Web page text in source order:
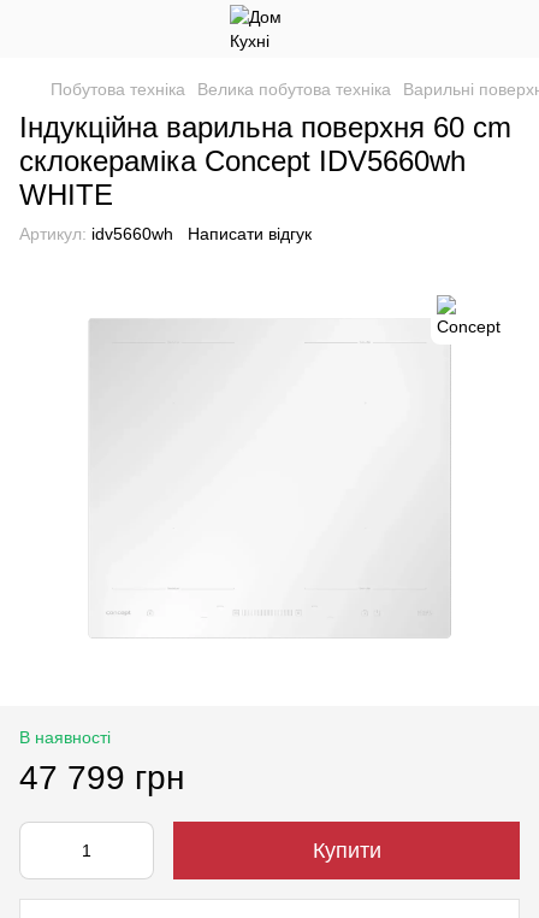
Побутова техніка Велика побутова техніка Варильні
Індукційна варильна поверхня 60 cm
склокераміка Concept IDV5660wh
WHITE
Артикул: idv5660wh Написати відгук
В наявності
47 799 грн
Купити